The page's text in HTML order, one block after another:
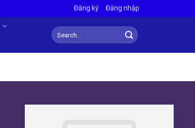
Đăng ký Đăng nhập